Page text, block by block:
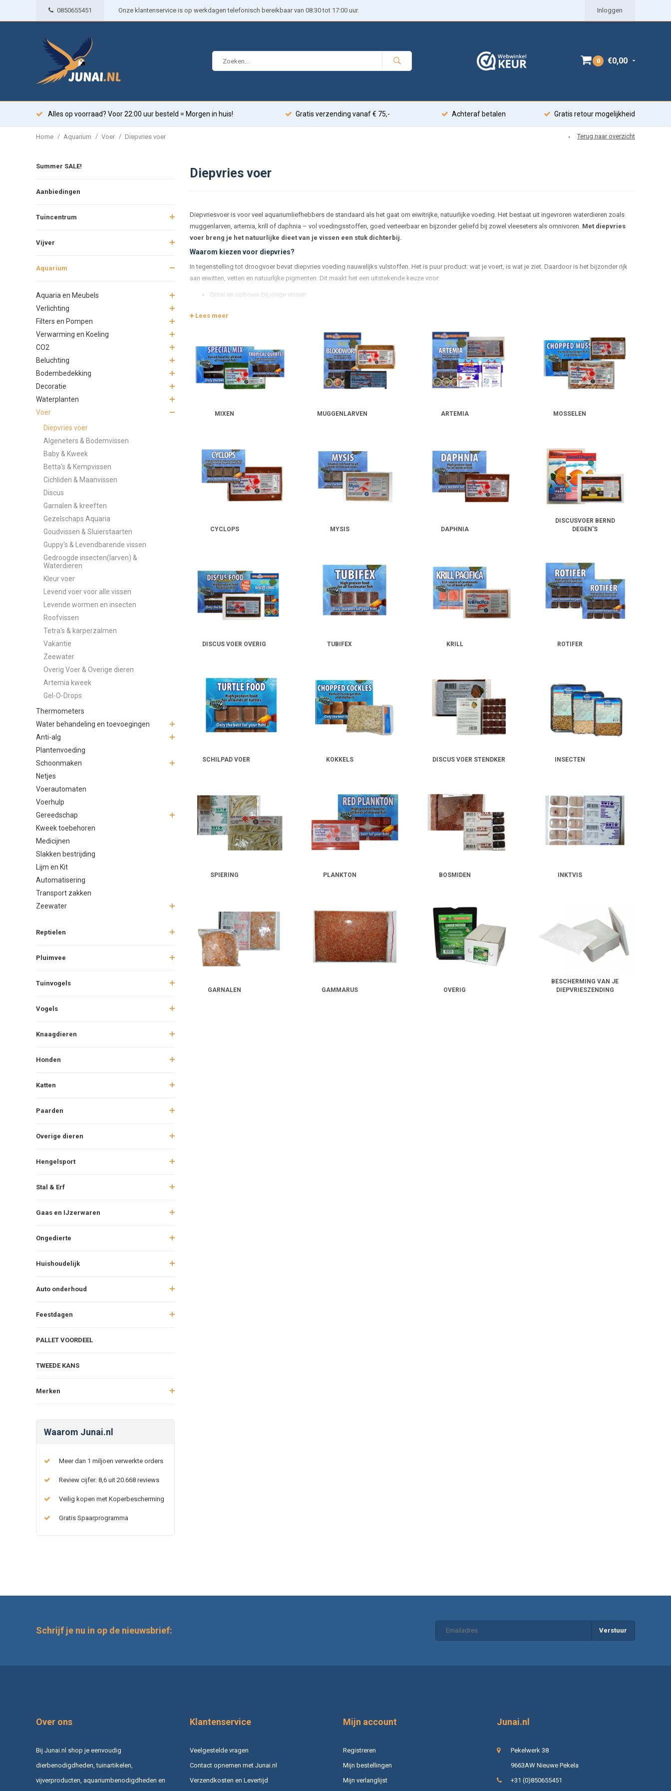
0850655451 Onze klantenservice is op werkdagen telefonisch bereikbaar van 08:30 tot 17:00 uur. Inloggen
0 €0,00
Alles op voorraad? Voor 22:00 uur besteld = Morgen in huis! Gratis verzending vanaf € 75,- Achteraf betalen Gratis retour mogelijkheid
Home / Aquarium / Voer / Diepvries voer Terug naar overzicht
Summer SALE!
Aanbiedingen
Tuincentrum
Vijver
Aquarium
Aquaria en Meubels
Verlichting
Filters en Pompen
Verwarming en Koeling
CO2
Beluchting
Bodembedekking
Decoratie
Waterplanten
Voer
Diepvries voer
Algeneters & Bodemvissen
Baby & Kweek
Betta's & Kempvissen
Cichliden & Maanvissen
Discus
Garnalen & kreeften
Gezelschaps Aquaria
Goudvissen & Sluierstaarten
Guppy's & Levendbarende vissen
Gedroogde insecten(larven) &
Waterdieren
Kleur voer
Levend voer voor alle vissen
Levende wormen en insecten
Roofvissen
Tetra's & karperzalmen
Vakantie
Zeewater
Overig Voer & Overige dieren
Artemia kweek
Gel-O-Drops
Thermometers
Water behandeling en toevoegingen
Anti-alg
Plantenvoeding
Schoonmaken
Netjes
Voerautomaten
Voerhulp
Gereedschap
Kweek toebehoren
Medicijnen
Slakken bestrijding
Lijm en Kit
Automatisering
Transport zakken
Zeewater
Reptielen
Pluimvee
Tuinvogels
Vogels
Knaagdieren
Honden
Katten
Paarden
Overige dieren
Hengelsport
Stal & Erf
Gaas en IJzerwaren
Ongedierte
Huishoudelijk
Auto onderhoud
Feestdagen
PALLET VOORDEEL
TWEEDE KANS
Merken
Waarom Junai.nl
Meer dan 1 miljoen verwerkte orders
Review cijfer: 8,6 uit 20.668 reviews
Veilig kopen met Koperbescherming
Gratis Spaarprogramma
Diepvries voer
Diepvriesvoer is voor veel aquariumliefhebbers de standaard als het gaat om eiwitrijke, natuurlijke voeding. Het bestaat uit ingevroren waterdieren zoals
muggenlarven, artemia, krill of daphnia – vol voedingsstoffen, goed verteerbaar en bijzonder geliefd bij zowel vleeseters als omnivoren. Met diepvries
voer breng je het natuurlijke dieet van je vissen een stuk dichterbij.
Waarom kiezen voor diepvries?
In tegenstelling tot droogvoer bevat diepvries voeding nauwelijks vulstoffen. Het is puur product: wat je voert, is wat je ziet. Daardoor is het bijzonder rijk
aan eiwitten, vetten en natuurlijke pigmenten. Dit maakt het een uitstekende keuze voor:
Groei en opbouw bij jonge vissen
Kleurversterking bij soorten met uitgesproken pigment
Diepvriesvoer wordt vaak in handige blisterverpakkingen geleverd, waarbij elke portie direct uit te nemen is. Even ontdooien in een bakje aquariumwater, en
voeren maar.
Ruime keuze voor elke vissoort
Er is een breed scala aan diepvriesproducten beschikbaar:
Artemia(pekelkreeftjes): geliefd bij bijna alle vissoorten
Cyclops,rotifers
Mosselen,inktvissnippers kreeftachtigen: voor zeevissen of kieskeurige eters
Ook discusliefhebbers en kweekprogramma’s maken vaak gebruik van zorgvuldig samengestelde diepvriesmixen met extra vitaminen of knoflookextract.
Verantwoord gebruik in je aquarium
Diepvriesvoer is geconcentreerd en rijk – overvoer ligt dus op de loer. Ontdooi het voer altijd eerst en spoel het indien nodig even uit om overtollige
vervuiling te beperken. Vooral bij dagelijks gebruik is het aan te raden om te combineren met droogvoer of plantaardige alternatieven om het
voedingspatroon compleet te houden.
weerstand en verhoogt het plezier – voor jou én je vissen.
Lees meer
MIXEN MUGGENLARVEN ARTEMIA MOSSELEN
CYCLOPS MYSIS DAPHNIA
DISCUSVOER BERND
DEGEN'S
DISCUS VOER OVERIG TUBIFEX KRILL ROTIFER
SCHILPAD VOER KOKKELS DISCUS VOER STENDKER INSECTEN
SPIERING PLANKTON BOSMIDEN INKTVIS
GARNALEN GAMMARUS OVERIG
BESCHERMING VAN JE
DIEPVRIESZENDING
Schrijf je nu in op de nieuwsbrief: Verstuur
Over ons
Bij Junai.nl shop je eenvoudig
dierbenodigdheden, tuinartikelen,
vijverproducten, aquariumbenodigdheden en
Klantenservice
Veelgestelde vragen
Contact opnemen met Junai.nl
Verzendkosten en Levertijd
Mijn account
Registreren
Mijn bestellingen
Mijn verlanglijst
Junai.nl
Pekelwerk 38
9663AW Nieuwe Pekela
+31 (0)850655451